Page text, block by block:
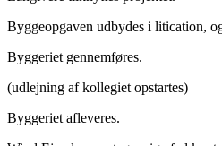
Byggeopgaven udbydes i litication,
Byggeriet gennemføres.
(udlejning af kollegiet opstartes)
Byggeriet afleveres.